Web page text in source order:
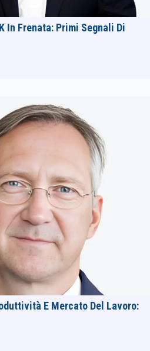
In Frenata: Primi Segnali Di
E Mercato Del Lavoro: